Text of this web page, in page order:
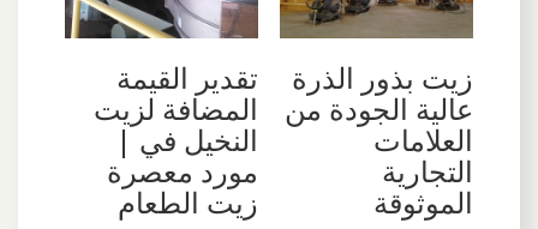
زيت بذور الذرة
عالية الجودة من
العلامات
التجارية
الموثوقة
تقدير القيمة
المضافة لزيت
النخيل في |
مورد معصرة
زيت الطعام